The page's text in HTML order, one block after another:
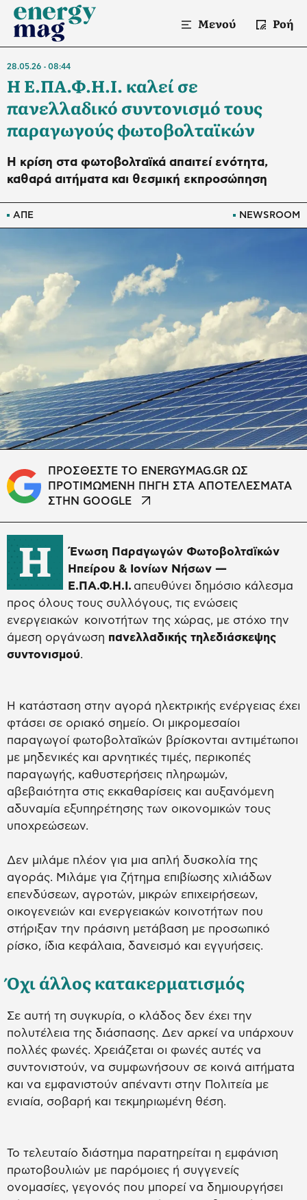
Μενού Ροή
ΑΠΕ NEWSROOM
28.05.26 08:44
Η Ε.ΠΑ.Φ.Η.Ι. καλεί σε
πανελλαδικό συντονισμό τους
παραγωγούς φωτοβολταϊκών
Η κρίση στα φωτοβολταϊκά απαιτεί ενότητα,
καθαρά αιτήματα και θεσμική εκπροσώπηση
ΠΡΟΣΘΕΣΤΕ ΤΟ ENERGYMAG.GR ΩΣ
ΠΡΟΤΙΜΩΜΕΝΗ ΠΗΓΗ ΣΤΑ ΑΠΟΤΕΛΕΣΜΑΤΑ
ΣΤΗΝ GOOGLE
Η
Ένωση Παραγωγών Φωτοβολταϊκών
Ηπείρου & Ιονίων Νήσων —
Ε.ΠΑ.Φ.Η.Ι. απευθύνει δημόσιο κάλεσμα
προς όλους τους συλλόγους, τις ενώσεις
ενεργειακών κοινοτήτων της χώρας, με στόχο την
άμεση οργάνωση πανελλαδικής τηλεδιάσκεψης
συντονισμού.
Η κατάσταση στην αγορά ηλεκτρικής ενέργειας έχει
φτάσει σε οριακό σημείο. Οι μικρομεσαίοι
παραγωγοί φωτοβολταϊκών βρίσκονται αντιμέτωποι
με μηδενικές και αρνητικές τιμές, περικοπές
παραγωγής, καθυστερήσεις πληρωμών,
αβεβαιότητα στις εκκαθαρίσεις και αυξανόμενη
αδυναμία εξυπηρέτησης των οικονομικών τους
υποχρεώσεων.
Δεν μιλάμε πλέον για μια απλή δυσκολία της
αγοράς. Μιλάμε για ζήτημα επιβίωσης χιλιάδων
επενδύσεων, αγροτών, μικρών επιχειρήσεων,
οικογενειών και ενεργειακών κοινοτήτων που
στήριξαν την πράσινη μετάβαση με προσωπικό
ρίσκο, ίδια κεφάλαια, δανεισμό και εγγυήσεις.
Όχι άλλος κατακερματισμός
Σε αυτή τη συγκυρία, ο κλάδος δεν έχει την
πολυτέλεια της διάσπασης. Δεν αρκεί να υπάρχουν
πολλές φωνές. Χρειάζεται οι φωνές αυτές να
συντονιστούν, να συμφωνήσουν σε κοινά αιτήματα
και να εμφανιστούν απέναντι στην Πολιτεία με
ενιαία, σοβαρή και τεκμηριωμένη θέση.
Το τελευταίο διάστημα παρατηρείται η εμφάνιση
πρωτοβουλιών με παρόμοιες ή συγγενείς
ονομασίες, γεγονός που μπορεί να δημιουργήσει